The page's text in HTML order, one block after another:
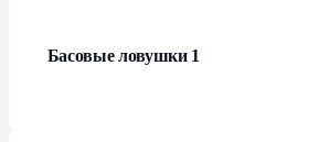
Басовые ловушки 1